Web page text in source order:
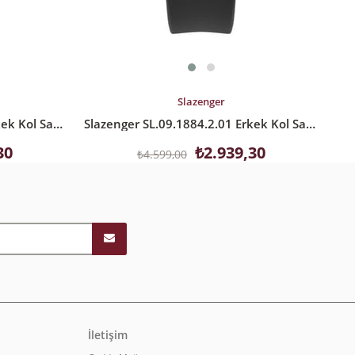
Slazenger SL.09.1894.2.02 Erkek Kol Saati
Slazenger
Slazenger SL.09.1884.2.01 Erkek Kol Saati
₺2.939,30
₺4.599,00
İletişim